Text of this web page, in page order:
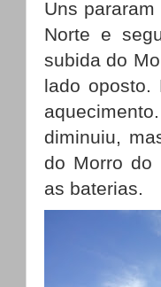
Uns
Norte e
subida do
lado oposto.
diminuiu,
do Morro do
as baterias.